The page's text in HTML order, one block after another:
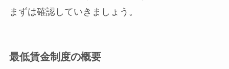
まずは確認していきましょう。
最低賃金制度の概要